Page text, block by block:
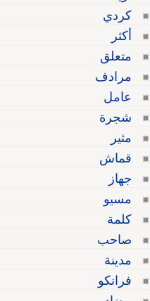
كردي
أكثر
متعلق
مرادف
عامل
شجرة
مثير
قماش
جهاز
مسيو
كلمة
صاحب
مدينة
فرانكو